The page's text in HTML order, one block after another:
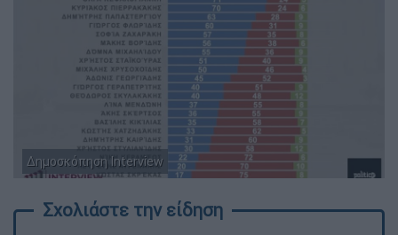
Δημοσκόπηση Interview